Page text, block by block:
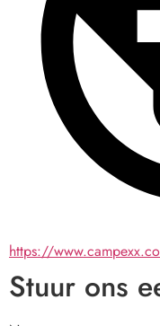
https://
Stuur ons